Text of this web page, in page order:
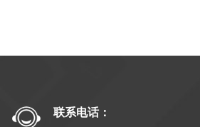
联系电话：